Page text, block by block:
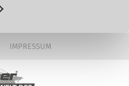
IMPRESSUM